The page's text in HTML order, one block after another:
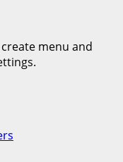
menu and